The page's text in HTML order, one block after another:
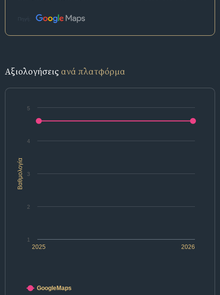
Πηγή:
Αξιολογήσεις ανά πλατφόρμα
Βαθμολογία
2025 2026
1
2
3
4
5
GoogleMaps